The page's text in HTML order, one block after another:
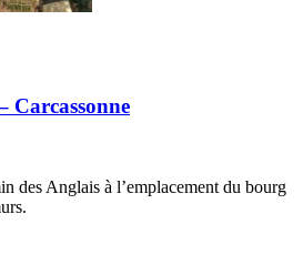
Carcassonne
des Anglais à l’emplacement du bourg